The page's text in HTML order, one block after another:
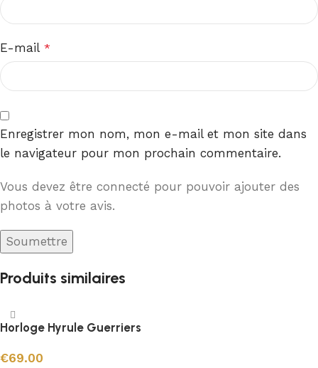
E-mail *
Enregistrer mon nom, mon e-mail et mon site dans
le navigateur pour mon prochain commentaire.
Vous devez être connecté pour pouvoir ajouter des
photos à votre avis.
Produits similaires
Horloge Hyrule Guerriers
€69.00